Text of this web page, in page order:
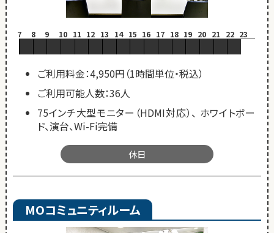
7 8 9 10 11 12 13 14 15 16 17 18 19 20 21 22 23
ご利用料金：4,950円（1時間単位・税込）
ご利用可能人数：36人
75インチ大型モニター（HDMI対応）、 ホワイトボー
ド、演台、Wi-Fi完備
休日
MOコミュニティルーム